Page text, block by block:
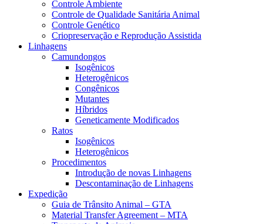
Controle Ambiente
Controle de Qualidade Sanitária Animal
Controle Genético
Criopreservação e Reprodução Assistida
Linhagens
Camundongos
Isogênicos
Heterogênicos
Congênicos
Mutantes
Híbridos
Geneticamente Modificados
Ratos
Isogênicos
Heterogênicos
Procedimentos
Introdução de novas Linhagens
Descontaminação de Linhagens
Expedição
Guia de Trânsito Animal – GTA
Material Transfer Agreement – MTA